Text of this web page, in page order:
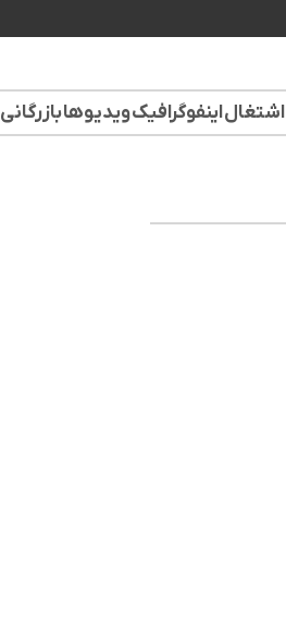
اشتغالاینفوگرافیکویدیوهابازرگانی